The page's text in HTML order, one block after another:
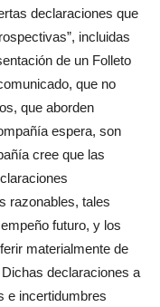
declaraciones que
incluidas
de un Folleto
que no
que aborden
espera, son
cree que las
razonables, tales
futuro, y los
materialmente de
declaraciones a
e incertidumbres